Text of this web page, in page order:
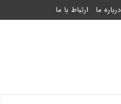
درباره ما ارتباط با ما